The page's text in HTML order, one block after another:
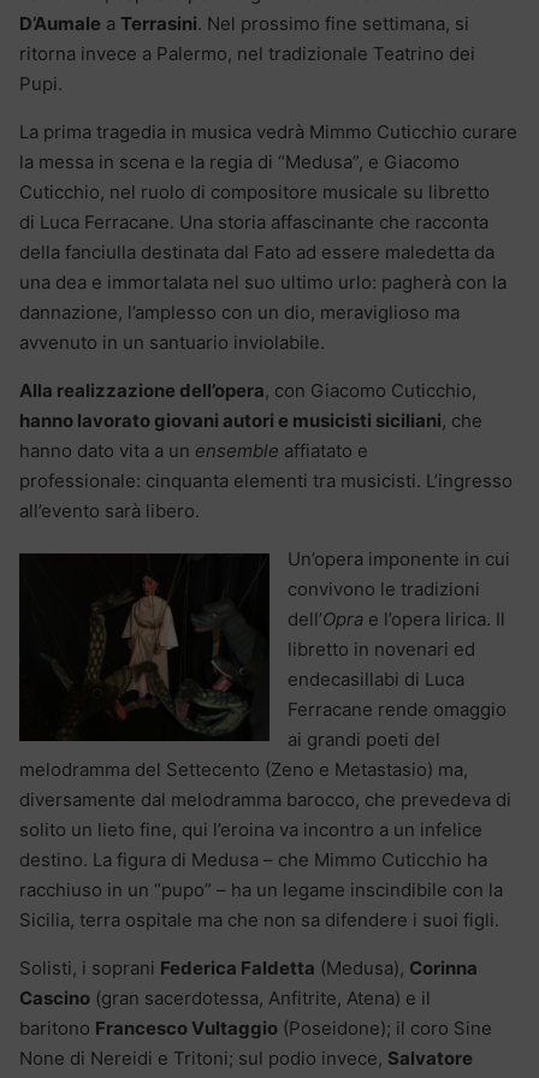
D’Aumale a Terrasini. Nel prossimo fine settimana, si
ritorna invece a Palermo, nel tradizionale Teatrino dei
Pupi.
La prima tragedia in musica vedrà Mimmo Cuticchio curare
la messa in scena e la regia di “Medusa”, e Giacomo
Cuticchio, nel ruolo di compositore musicale su libretto
di Luca Ferracane. Una storia affascinante che racconta
della fanciulla destinata dal Fato ad essere maledetta da
una dea e immortalata nel suo ultimo urlo: pagherà con la
dannazione, l’amplesso con un dio, meraviglioso ma
avvenuto in un santuario inviolabile.
Alla realizzazione dell’opera, con Giacomo Cuticchio,
hanno lavorato giovani autori e musicisti siciliani, che
hanno dato vita a un ensemble affiatato e
professionale: cinquanta elementi tra musicisti. L’ingresso
all’evento sarà libero.
Un’opera imponente in cui
convivono le tradizioni
dell’Opra e l’opera lirica. Il
libretto in novenari ed
endecasillabi di Luca
Ferracane rende omaggio
ai grandi poeti del
melodramma del Settecento (Zeno e Metastasio) ma,
diversamente dal melodramma barocco, che prevedeva di
solito un lieto fine, qui l’eroina va incontro a un infelice
destino. La figura di Medusa – che Mimmo Cuticchio ha
racchiuso in un “pupo” – ha un legame inscindibile con la
Sicilia, terra ospitale ma che non sa difendere i suoi figli.
Solisti, i soprani Federica Faldetta (Medusa), Corinna
Cascino (gran sacerdotessa, Anfitrite, Atena) e il
baritono Francesco Vultaggio (Poseidone); il coro Sine
None di Nereidi e Tritoni; sul podio invece, Salvatore